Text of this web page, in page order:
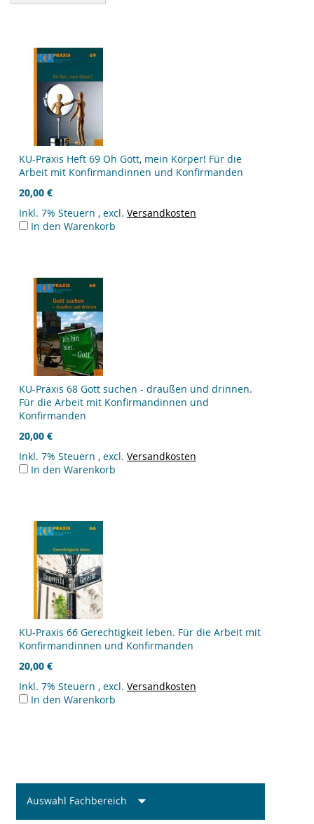
KU-Praxis Heft 69 Oh Gott, mein Körper! Für die
Arbeit mit Konfirmandinnen und Konfirmanden
20,00 €
Inkl. 7% Steuern , excl. Versandkosten
In den Warenkorb
KU-Praxis 68 Gott suchen - draußen und drinnen.
Für die Arbeit mit Konfirmandinnen und
Konfirmanden
20,00 €
Inkl. 7% Steuern , excl. Versandkosten
In den Warenkorb
KU-Praxis 66 Gerechtigkeit leben. Für die Arbeit mit
Konfirmandinnen und Konfirmanden
20,00 €
Inkl. 7% Steuern , excl. Versandkosten
In den Warenkorb
Auswahl Fachbereich